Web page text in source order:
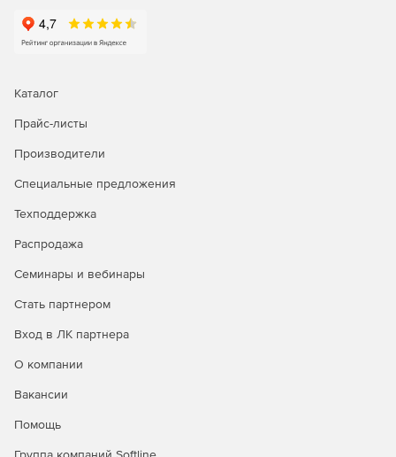
Каталог
Прайс-листы
Производители
Специальные предложения
Техподдержка
Распродажа
Семинары и вебинары
Стать партнером
Вход в ЛК партнера
О компании
Вакансии
Помощь